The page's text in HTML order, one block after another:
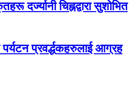
दर्ज्यानी चिह्नद्वारा सुशोभित
पर्यटन प्रवर्द्धकहरुलाई आग्रह